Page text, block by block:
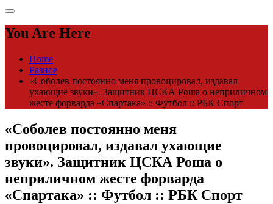
You Are Here
Home
Разное
«Соболев постоянно меня провоцировал, издавал
ухающие звуки». Защитник ЦСКА Роша о неприличном
жесте форварда «Спартака» :: Футбол :: РБК Спорт
«Соболев постоянно меня
провоцировал, издавал ухающие
звуки». Защитник ЦСКА Роша о
неприличном жесте форварда
«Спартака» :: Футбол :: РБК Спорт